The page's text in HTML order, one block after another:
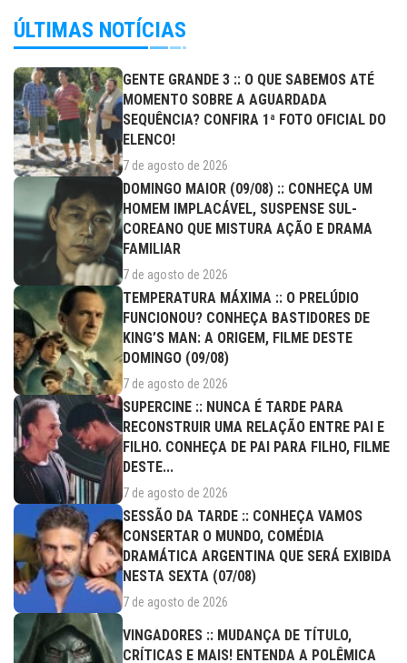
ÚLTIMAS NOTÍCIAS
GENTE GRANDE 3 :: O QUE SABEMOS ATÉ
MOMENTO SOBRE A AGUARDADA
SEQUÊNCIA? CONFIRA 1ª FOTO OFICIAL DO
ELENCO!
7 de agosto de 2026
DOMINGO MAIOR (09/08) :: CONHEÇA UM
HOMEM IMPLACÁVEL, SUSPENSE SUL-
COREANO QUE MISTURA AÇÃO E DRAMA
FAMILIAR
7 de agosto de 2026
TEMPERATURA MÁXIMA :: O PRELÚDIO
FUNCIONOU? CONHEÇA BASTIDORES DE
KING’S MAN: A ORIGEM, FILME DESTE
DOMINGO (09/08)
7 de agosto de 2026
SUPERCINE :: NUNCA É TARDE PARA
RECONSTRUIR UMA RELAÇÃO ENTRE PAI E
FILHO. CONHEÇA DE PAI PARA FILHO, FILME
DESTE...
7 de agosto de 2026
SESSÃO DA TARDE :: CONHEÇA VAMOS
CONSERTAR O MUNDO, COMÉDIA
DRAMÁTICA ARGENTINA QUE SERÁ EXIBIDA
NESTA SEXTA (07/08)
7 de agosto de 2026
VINGADORES :: MUDANÇA DE TÍTULO,
CRÍTICAS E MAIS! ENTENDA A POLÊMICA